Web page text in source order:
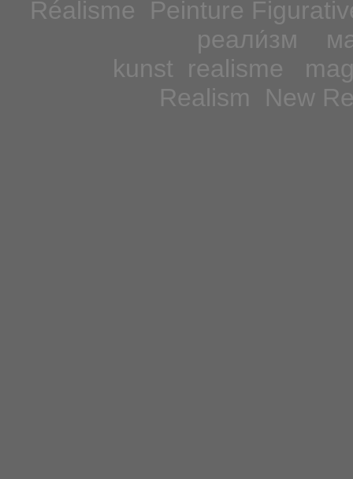
Réalisme Peinture
реали́зм
kunst realisme
Realism New